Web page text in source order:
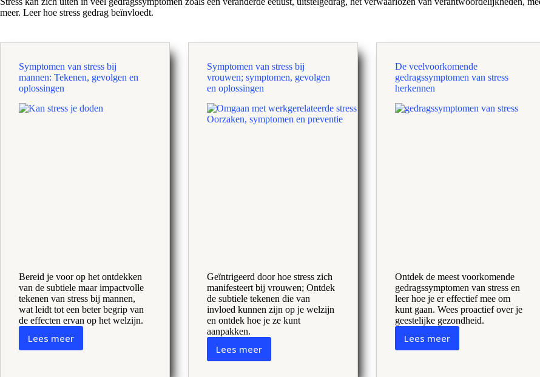
meer. Leer hoe stress gedrag beïnvloedt.
Symptomen van stress bij
mannen: Tekenen, gevolgen en
oplossingen
Bereid je voor op het ontdekken
van de subtiele maar impactvolle
tekenen van stress bij mannen,
wat leidt tot een beter begrip van
de effecten ervan op het welzijn.
Lees meerSymptomen
Symptomen van stress bij
vrouwen; symptomen, gevolgen
en oplossingen
Geïntrigeerd door hoe stress zich
manifesteert bij vrouwen; Ontdek
de subtiele tekenen die van
invloed kunnen zijn op je welzijn
en ontdek hoe je ze kunt
aanpakken.
Lees meerSymptomen
De veelvoorkomende
gedragssymptomen van stress
herkennen
Ontdek de meest voorkomende
gedragssymptomen van stress en
leer hoe je er effectief mee om
kunt gaan. Wees proactief over je
geestelijke gezondheid.
Lees meer
De